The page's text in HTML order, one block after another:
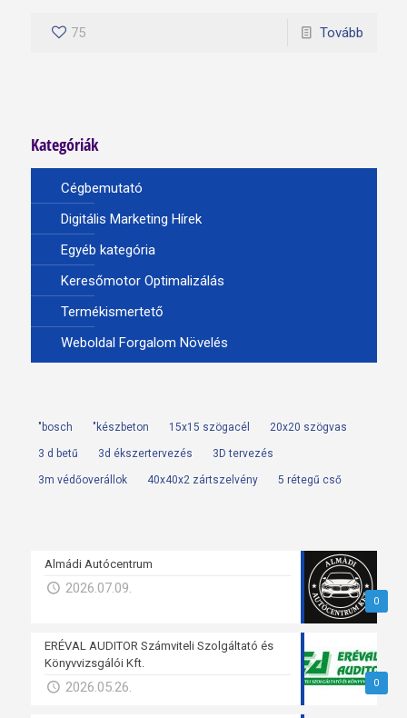
75 Tovább
Kategóriák
Cégbemutató
Digitális Marketing Hírek
Egyéb kategória
Keresőmotor Optimalizálás
Termékismertető
Weboldal Forgalom Növelés
"bosch "készbeton 15x15 szögacél 20x20 szögvas
3 d betű 3d ékszertervezés 3D tervezés
3m védőoverállok 40x40x2 zártszelvény 5 rétegű cső
0
Almádi Autócentrum
2026.07.09.
0
ERÉVAL AUDITOR Számviteli Szolgáltató és
Könyvvizsgálói Kft.
2026.05.26.